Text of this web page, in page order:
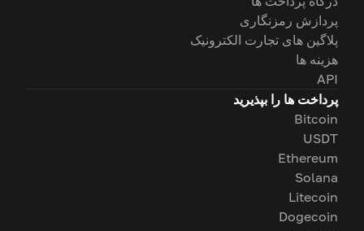
پردازش رمزنگاری
پلاگین های تجارت الکترونیک
هزینه ها
API
پرداخت ها را بپذیرید
Bitcoin
USDT
Ethereum
Solana
Litecoin
Dogecoin